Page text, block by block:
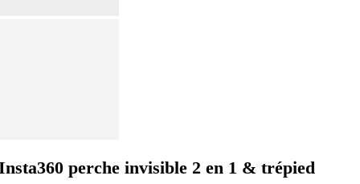
perche invisible 2 en 1 & trépied